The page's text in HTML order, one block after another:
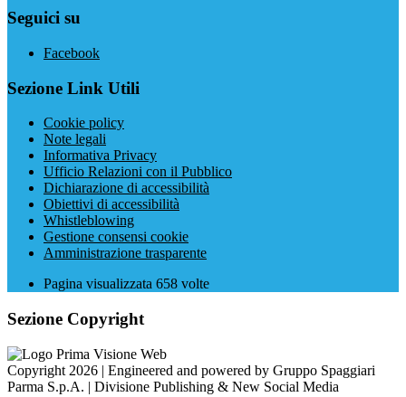
Seguici su
Facebook
Sezione Link Utili
Cookie policy
Note legali
Informativa Privacy
Ufficio Relazioni con il Pubblico
Dichiarazione di accessibilità
Obiettivi di accessibilità
Whistleblowing
Gestione consensi cookie
Amministrazione trasparente
Pagina visualizzata 658 volte
Sezione Copyright
Copyright 2026 | Engineered and powered by Gruppo Spaggiari
Parma S.p.A. | Divisione Publishing & New Social Media